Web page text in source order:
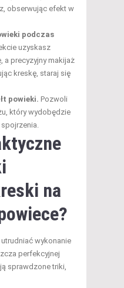
obserwując efekt w
podczas
uzyskasz
a precyzyjny makijaż
kreskę, staraj się
powieki. Pozwoli
który wydobędzie
na
wykonanie
perfekcyjnej
sprawdzone triki,